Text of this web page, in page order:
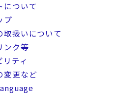
について
プ
取扱いについて
ンク等
リティ
変更など